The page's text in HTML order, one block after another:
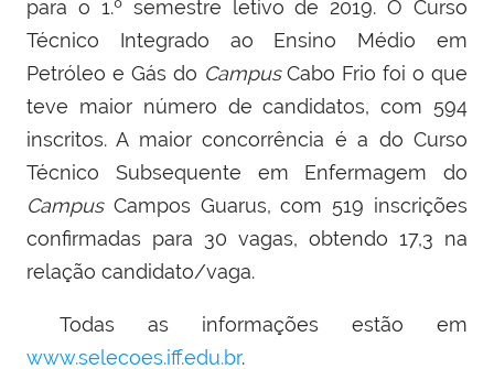
para o 1.º semestre letivo de 2019. O Curso
Técnico Integrado ao Ensino Médio em
Petróleo e Gás do CampusCabo Frio foi o que
teve maior número de candidatos, com 594
inscritos. A maior concorrência é a do Curso
Técnico Subsequente em Enfermagem do
CampusCampos Guarus, com 519 inscrições
confirmadas para 30 vagas, obtendo 17,3 na
relação candidato/vaga.
Todas as informações estão em
www.selecoes.iff.edu.br.